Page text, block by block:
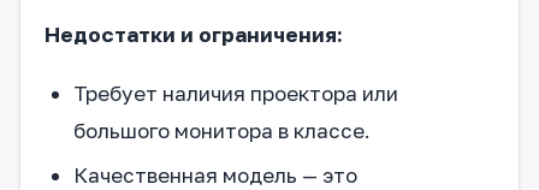
Недостатки и ограничения:
Требует наличия проектора или
большого монитора в классе.
Качественная модель — это